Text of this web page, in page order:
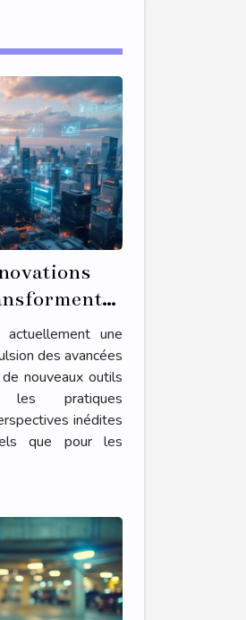
?
actuellement une
des avancées
nouveaux outils
les pratiques
inédites
que pour les